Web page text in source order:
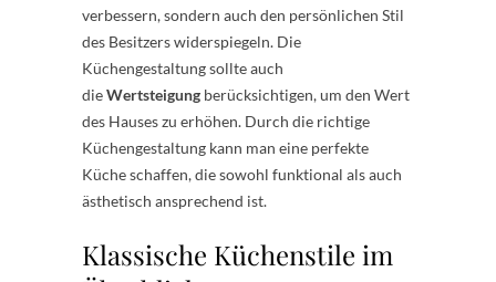
verbessern, sondern auch den persönlichen Stil
des Besitzers widerspiegeln. Die
Küchengestaltung sollte auch
dieWertsteigung berücksichtigen, um den Wert
des Hauses zu erhöhen. Durch die richtige
Küchengestaltung kann man eine perfekte
Küche schaffen, die sowohl funktional als auch
ästhetisch ansprechend ist.
Klassische Küchenstile im